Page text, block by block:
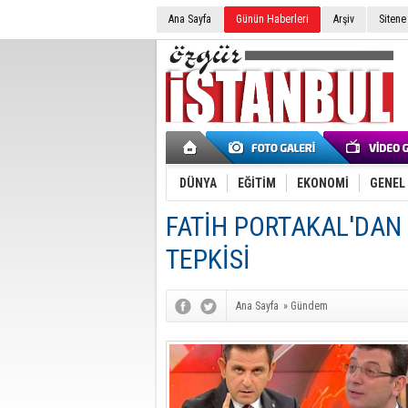
Ana Sayfa Günün Haberleri Arşiv
DÜNYA EĞİTİM EKONOMİ GENEL
FATİH
TEPKİSİ
Ana Sayfa » Gündem